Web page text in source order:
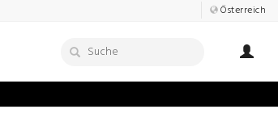
Österreich